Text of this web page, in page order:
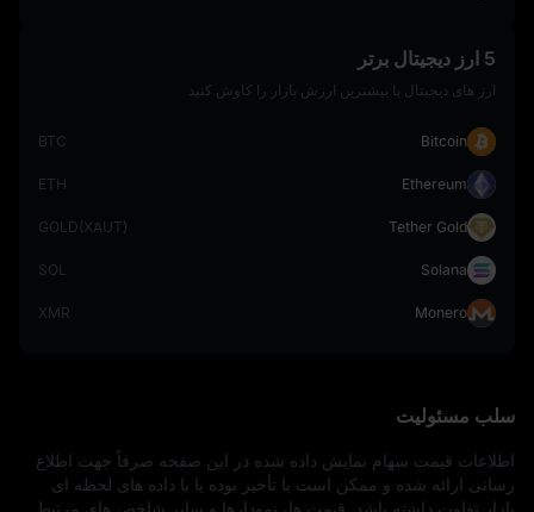
5 ارز دیجیتال برتر
ارز های دیجیتال با بیشترین ارزش بازار را کاوش کنید
Bitcoin
BTC
Ethereum
ETH
Tether Gold
GOLD(XAUT)
Solana
SOL
Monero
XMR
سلب مسئولیت